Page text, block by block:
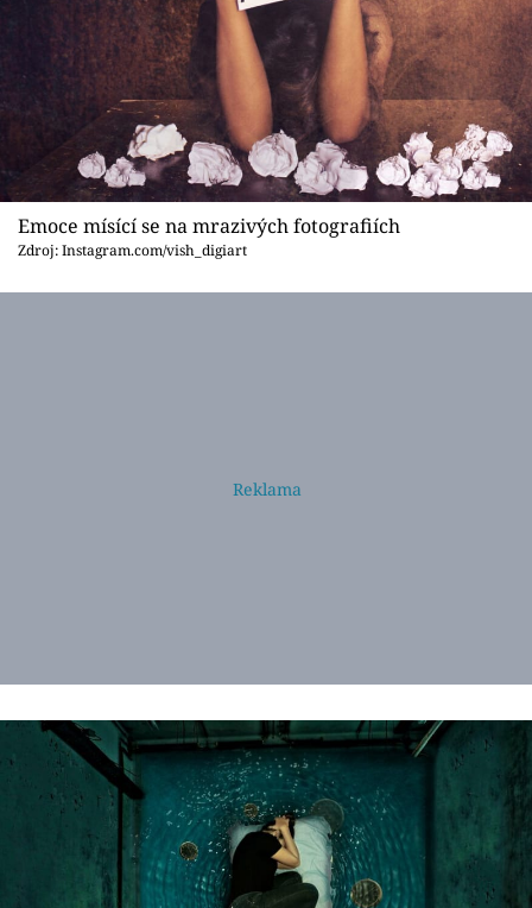
Emoce mísící se na mrazivých fotografiích
Zdroj: Instagram.com/vish_digiart